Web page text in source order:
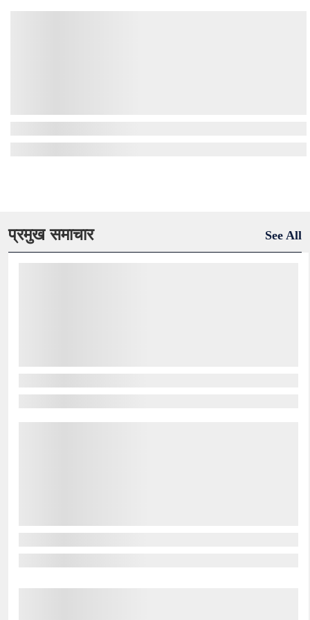
प्रमुख समाचार See All